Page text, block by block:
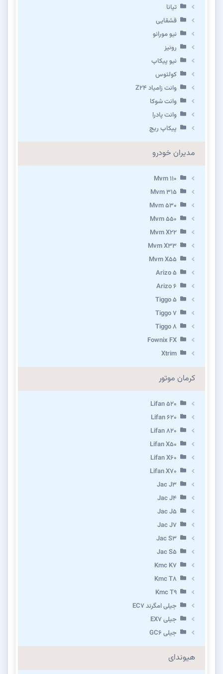
تیانا
قشقایی
نیو مورانو
رونیز
نیو پیکاپ
كولئوس
وانت زامیاد Z24
وانت شوکا
وانت پادرا
پیکاپ ریچ
مدیران خودرو
Mvm 110
Mvm 315
Mvm 530
Mvm 550
Mvm X22
Mvm X33
Mvm X55
Arizo 5
Arizo 6
Tiggo 5
Tiggo 7
Tiggo 8
Fownix FX
Xtrim
کرمان موتور
Lifan 520
Lifan 620
Lifan 820
Lifan X50
Lifan X60
Lifan X70
Jac J3
Jac J4
Jac J5
Jac J7
Jac S3
Jac S5
Kmc K7
Kmc T8
Kmc T9
جیلی امگرند EC7
جیلی EX7
جیلی GC6
هیوندای